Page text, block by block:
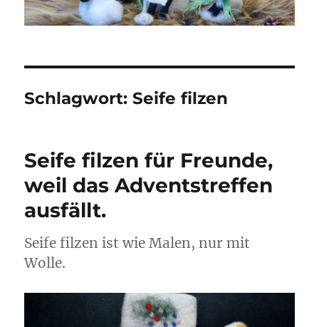
Schlagwort:Seife filzen
Seife filzen für Freunde,
weil das Adventstreffen
ausfällt.
Seife filzen ist wie Malen, nur mit
Wolle.